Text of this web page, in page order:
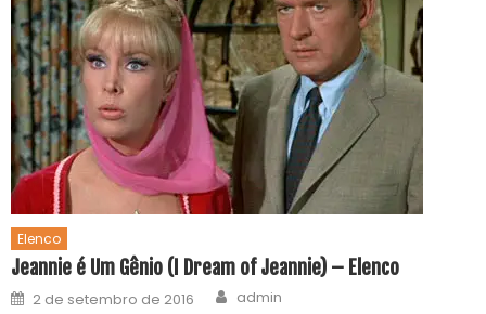
Elenco
Jeannie é Um Gênio (I Dream of Jeannie) – Elenco
2 de setembro de 2016 admin